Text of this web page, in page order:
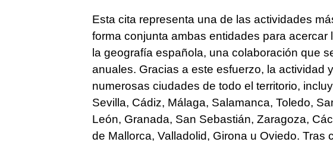
Esta cita representa una de las actividades
forma conjunta ambas entidades para
la geografía española, una colaboración que
anuales. Gracias a este esfuerzo, la actividad
numerosas ciudades de todo el territorio,
Sevilla, Cádiz, Málaga, Salamanca, Toledo,
León, Granada, San Sebastián, Zaragoza,
de Mallorca, Valladolid, Girona u Oviedo. Tras